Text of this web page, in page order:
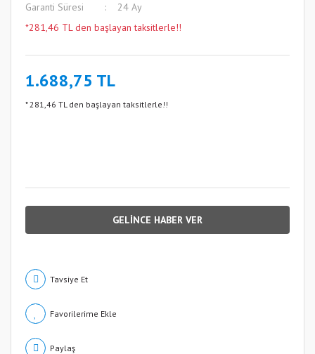
Garanti Süresi
24 Ay
*281,46 TL den başlayan taksitlerle!!
1.688,75 TL
* 281,46 TL den başlayan taksitlerle!!
GELİNCE HABER VER
Tavsiye Et
Paylaş